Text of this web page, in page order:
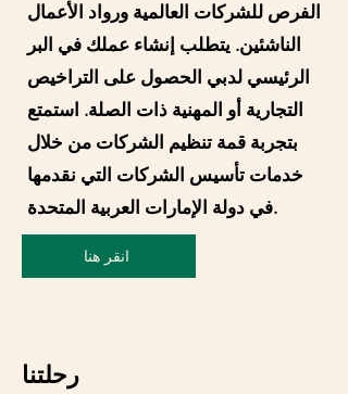
الفرص للشركات العالمية ورواد الأعمال
الناشئين. يتطلب إنشاء عملك في البر
الرئيسي لدبي الحصول على التراخيص
التجارية أو المهنية ذات الصلة. استمتع
بتجربة قمة تنظيم الشركات من خلال
خدمات تأسيس الشركات التي نقدمها
في دولة الإمارات العربية المتحدة.
انقر هنا
رحلتنا